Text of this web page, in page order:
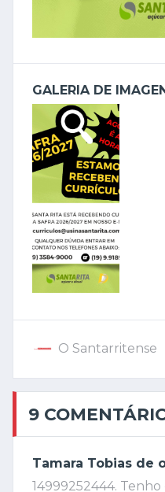
GALERIA DE
O Santarritense
9
Tamara Tobias de
14999252444.